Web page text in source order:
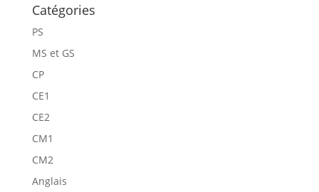
Catégories
PS
MS et GS
CP
CE1
CE2
CM1
CM2
Anglais